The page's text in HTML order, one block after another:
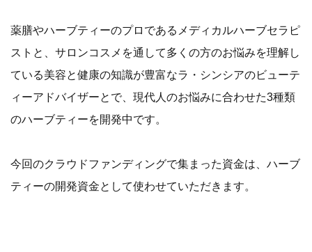
薬膳やハーブティーのプロであるメディカルハーブセラピ
ストと、サロンコスメを通して多くの方のお悩みを理解し
ている美容と健康の知識が豊富なラ・シンシアのビューテ
ィーアドバイザーとで、現代人のお悩みに合わせた3種類
のハーブティーを開発中です。
今回のクラウドファンディングで集まった資金は、ハーブ
ティーの開発資金として使わせていただきます。